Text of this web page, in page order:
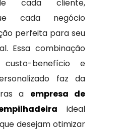
cada cliente,
cada negócio
perfeita para seu
Essa combinação
benefício e
faz da
a empresa de
ideal
desejam otimizar